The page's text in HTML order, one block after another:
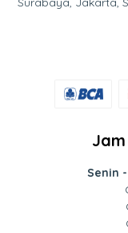
Senin